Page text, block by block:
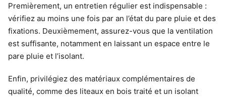
Premièrement, un entretien régulier est indispensable :
vérifiez au moins une fois par an l’état du pare pluie et des
fixations. Deuxièmement, assurez-vous que la ventilation
est suffisante, notamment en laissant un espace entre le
pare pluie et l’isolant.
Enfin, privilégiez des matériaux complémentaires de
qualité, comme des liteaux en bois traité et un isolant